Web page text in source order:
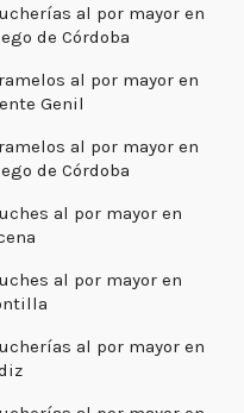
al por mayor en
de Córdoba
al por mayor en
Genil
al por mayor en
de Córdoba
al por mayor en
al por mayor en
al por mayor en